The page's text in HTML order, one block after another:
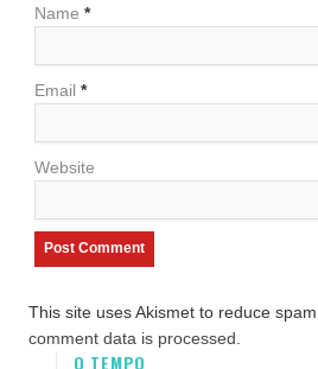
Name *
Email *
Website
This site uses Akismet to reduce spam.
comment data is processed.
O TEMPO